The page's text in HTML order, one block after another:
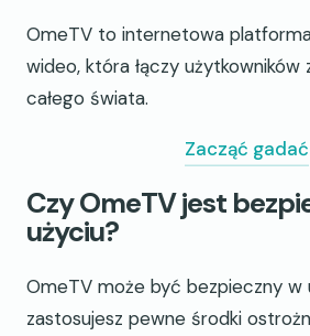
OmeTV to internetowa
wideo, która łączy użytkowników
całego świata.
Zacząć gadać
Czy OmeTV jest
użyciu?
OmeTV może być bezpieczny w
zastosujesz pewne środki